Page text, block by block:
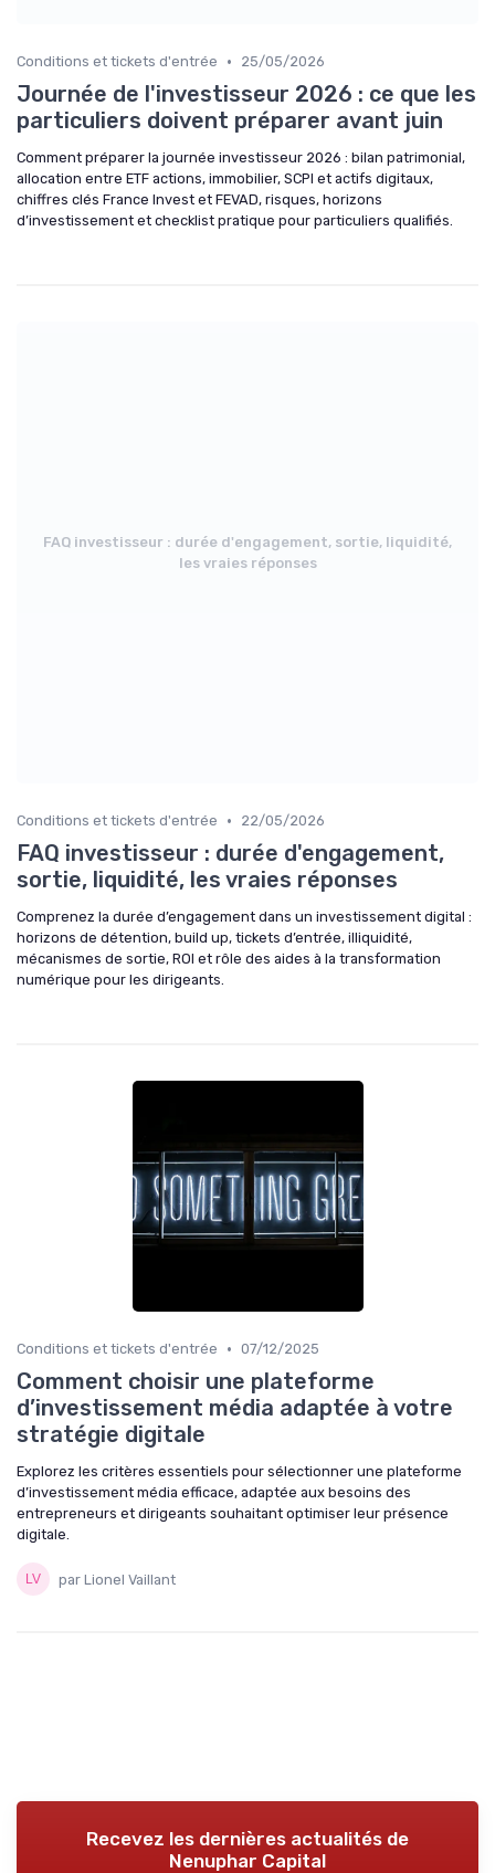
Conditions et tickets d'entrée • 25/05/2026
Journée de l'investisseur 2026 : ce que les
particuliers doivent préparer avant juin
Comment préparer la journée investisseur 2026 : bilan patrimonial,
allocation entre ETF actions, immobilier, SCPI et actifs digitaux,
chiffres clés France Invest et FEVAD, risques, horizons
d’investissement et checklist pratique pour particuliers qualifiés.
FAQ investisseur : durée d'engagement, sortie, liquidité,
les vraies réponses
Conditions et tickets d'entrée • 22/05/2026
FAQ investisseur : durée d'engagement,
sortie, liquidité, les vraies réponses
Comprenez la durée d’engagement dans un investissement digital :
horizons de détention, build up, tickets d’entrée, illiquidité,
mécanismes de sortie, ROI et rôle des aides à la transformation
numérique pour les dirigeants.
Conditions et tickets d'entrée • 07/12/2025
Comment choisir une plateforme
d’investissement média adaptée à votre
stratégie digitale
Explorez les critères essentiels pour sélectionner une plateforme
d’investissement média efficace, adaptée aux besoins des
entrepreneurs et dirigeants souhaitant optimiser leur présence
digitale.
par Lionel Vaillant
Recevez les dernières actualités de
Nenuphar Capital